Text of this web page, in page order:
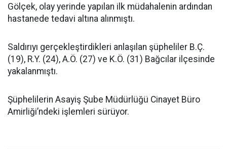
Gölçek, olay yerinde yapılan ilk müdahalenin ardından
hastanede tedavi altına alınmıştı.
Saldırıyı gerçekleştirdikleri anlaşılan şüpheliler B.Ç.
(19), R.Y. (24), A.Ö. (27) ve K.Ö. (31) Bağcılar ilçesinde
yakalanmıştı.
Şüphelilerin Asayiş Şube Müdürlüğü Cinayet Büro
Amirliği’ndeki işlemleri sürüyor.